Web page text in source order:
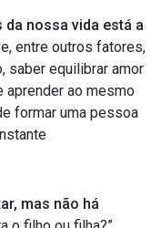
nossa vida está a
entre outros fatores,
saber equilibrar amor
aprender ao mesmo
formar uma pessoa
mas não há